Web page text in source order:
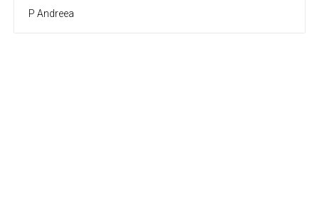
P Andreea